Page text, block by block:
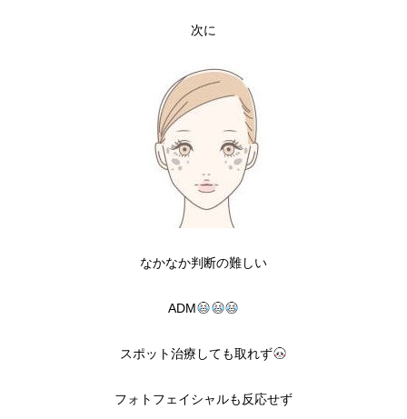
次に
なかなか判断の難しい
ADM
スポット治療しても取れず
フォトフェイシャルも反応せず